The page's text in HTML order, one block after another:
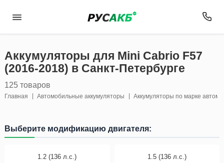
Аккумуляторы для Mini Cabrio F57
(2016-2018) в Санкт-Петербурге
125 товаров
Главная Автомобильные аккумуляторы Аккумуляторы по марке
Выберите модификацию двигателя:
1.2 (136 л.с.) 1.5 (136 л.с.)